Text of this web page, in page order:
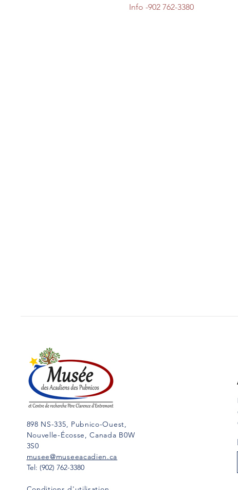
Info -902 762-3380
898 NS-335, Pubnico-Ouest,
Nouvelle-Écosse, Canada B0W
3S0
musee@museeacadien.ca
Tel: (902) 762-3380